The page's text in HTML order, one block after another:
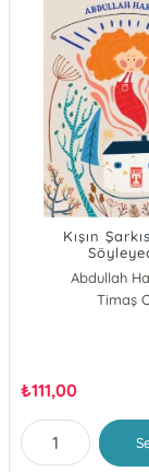
Kışın
Abdullah
Timaş
₺111,00